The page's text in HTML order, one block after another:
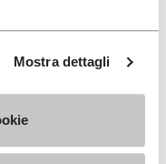
Mostra dettagli
von Vibram